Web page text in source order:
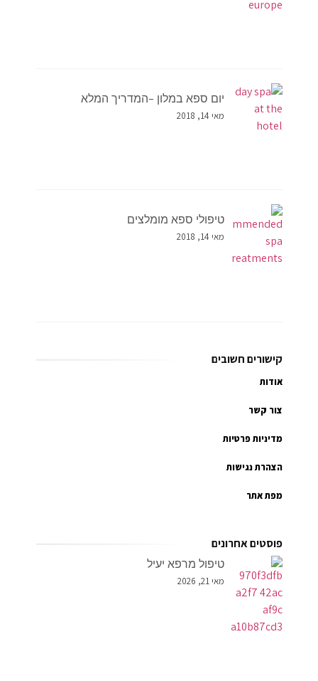
יום ספא במלון –המדריך המלא
מאי 14, 2018
טיפולי ספא מומלצים
מאי 14, 2018
קישורים חשובים
אודות
צור קשר
מדיניות פרטיות
הצהרת נגישות
מפת אתר
פוסטים אחרונים
טיפול מרפא יעיל
מאי 21, 2026